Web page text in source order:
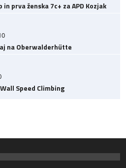
in prva ženska 7c+ za APD Kozjak
na Oberwalderhütte
Speed Climbing